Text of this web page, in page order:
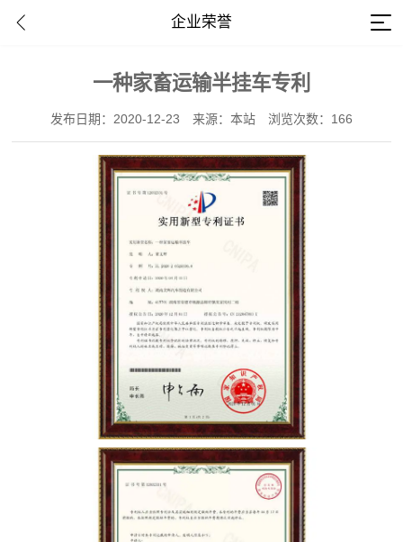
企业荣誉
一种家畜运输半挂车专利
发布日期：2020-12-23 来源：本站 浏览次数：166